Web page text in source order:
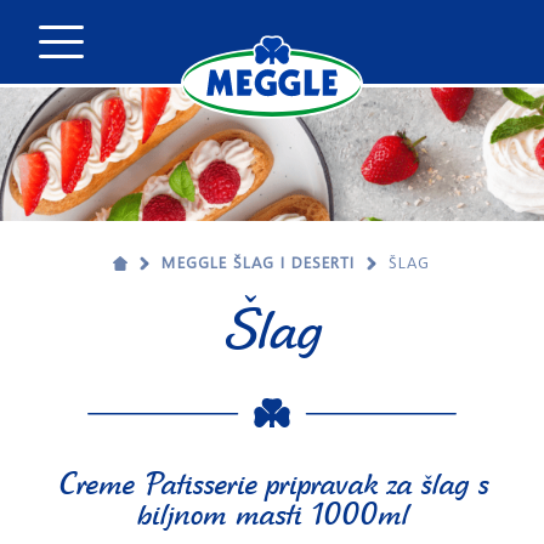
MEGGLE ŠLAG I DESERTI ŠLAG
Šlag
Creme Patisserie pripravak za šlag s
biljnom masti 1000ml